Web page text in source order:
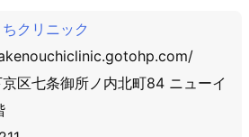
クリニック
区七条御所ノ内北町84 ニューイ